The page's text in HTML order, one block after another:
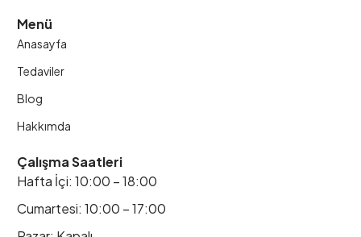
Menü
Anasayfa
Tedaviler
Blog
Hakkımda
Çalışma Saatleri
Hafta İçi: 10:00 – 18:00
Cumartesi: 10:00 – 17:00